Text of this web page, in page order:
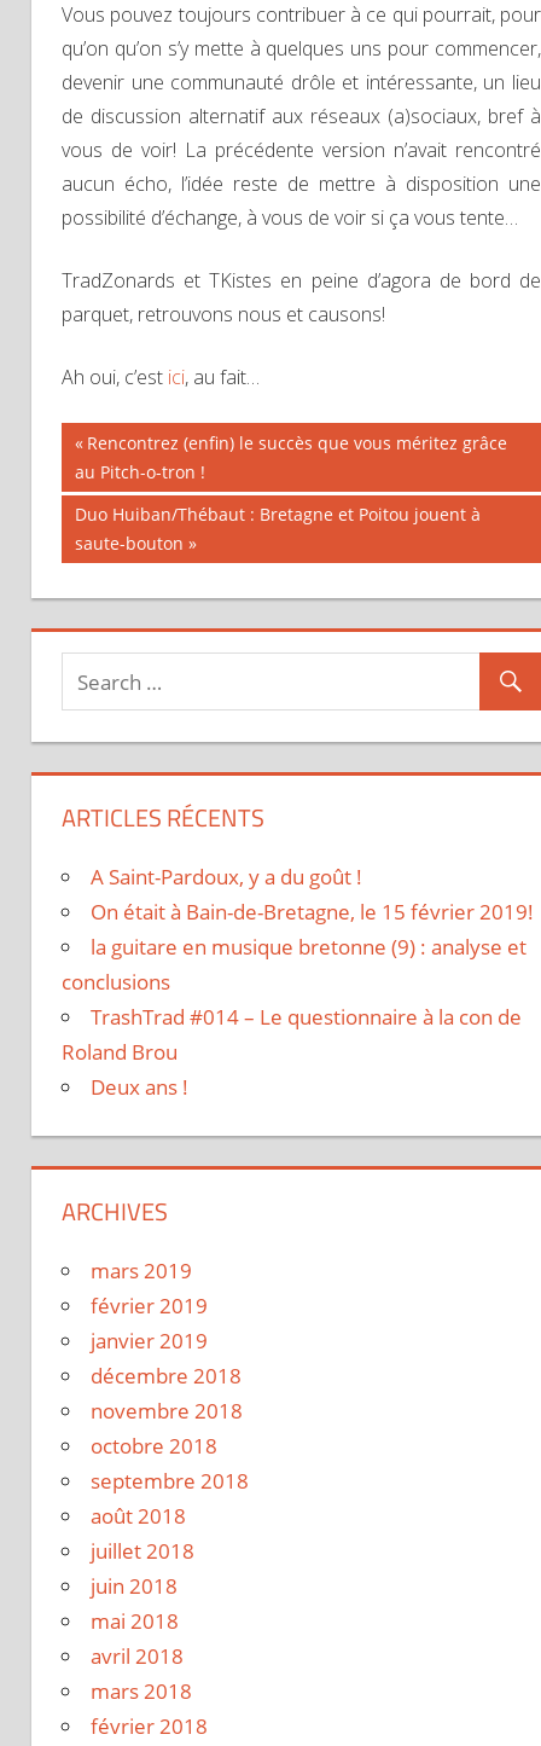
Vous pouvez toujours contribuer à ce qui pourrait, pour
qu’on qu’on s’y mette à quelques uns pour commencer,
devenir une communauté drôle et intéressante, un lieu
de discussion alternatif aux réseaux (a)sociaux, bref à
vous de voir! La précédente version n’avait rencontré
aucun écho, l’idée reste de mettre à disposition une
possibilité d’échange, à vous de voir si ça vous tente…
TradZonards et TKistes en peine d’agora de bord de
parquet, retrouvons nous et causons!
Ah oui, c’est ici, au fait…
Navigation
de
Previous
Post:
Rencontrez (enfin) le succès que vous méritez grâce
au Pitch-o-tron !
Next
Post:
Duo Huiban/Thébaut : Bretagne et Poitou jouent à
saute-bouton
ARTICLES RÉCENTS
A Saint-Pardoux, y a du goût !
On était à Bain-de-Bretagne, le 15 février 2019!
la guitare en musique bretonne (9) : analyse et
conclusions
TrashTrad #014 – Le questionnaire à la con de
Roland Brou
Deux ans !
ARCHIVES
mars 2019
février 2019
janvier 2019
décembre 2018
novembre 2018
octobre 2018
septembre 2018
août 2018
juillet 2018
juin 2018
mai 2018
avril 2018
mars 2018
février 2018